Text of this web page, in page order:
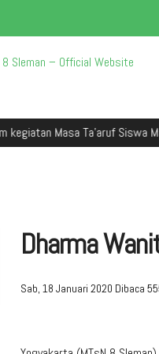
Ta'aruf Siswa Madrasah
Dharma
Sab, 18 Januari 2020 Dibaca